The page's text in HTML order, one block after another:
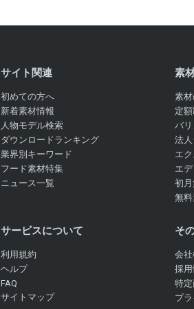
サイト関連
初めての方へ
新着素材情報
人物モデル検索
ダウンロードランキング
業界別キーワード
フード素材特集
ニュース一覧
素
素
定
バ
法
エ
エ
初
無
サービスについて
利用規約
ヘルプ
FAQ
サイトマップ
そ
会
採
特
プ